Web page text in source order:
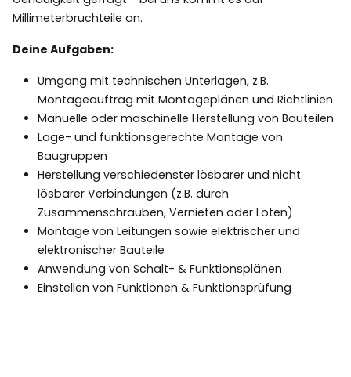
Millimeterbruchteile an.
Deine Aufgaben:
Umgang mit technischen Unterlagen, z.B.
Montageauftrag mit Montageplänen und Richtlinien
Manuelle oder maschinelle Herstellung von Bauteilen
Lage- und funktionsgerechte Montage von
Baugruppen
Herstellung verschiedenster lösbarer und nicht
lösbarer Verbindungen (z.B. durch
Zusammenschrauben, Vernieten oder Löten)
Montage von Leitungen sowie elektrischer und
elektronischer Bauteile
Anwendung von Schalt- & Funktionsplänen
Einstellen von Funktionen & Funktionsprüfung